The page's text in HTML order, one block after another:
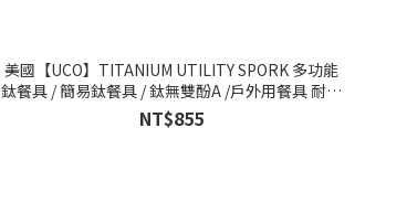
美國【UCO】TITANIUM UTILITY SPORK 多功能
鈦餐具 / 簡易鈦餐具 / 鈦無雙酚A /戶外用餐具 耐熱
240度 至 -20度
NT$855